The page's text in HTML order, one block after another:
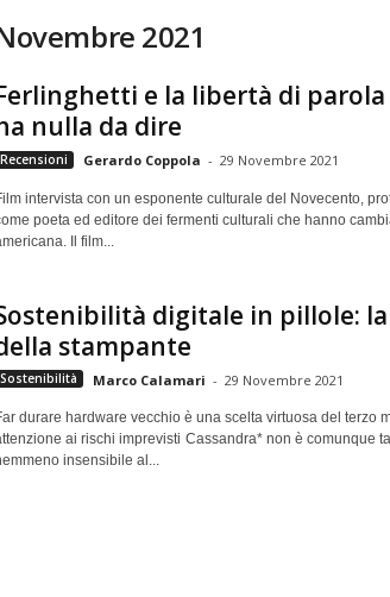
2021
e la libertà di parola
nulla da dire
Recensioni Gerardo Coppola - 29 Novembre 2021
intervista con un esponente culturale del Novecento,
poeta ed editore dei fermenti culturali che hanno
Il film...
digitale in pillole:
stampante
Sostenibilità Marco Calamari - 29 Novembre 2021
durare hardware vecchio è una scelta virtuosa del terzo
ai rischi imprevisti Cassandra* non è comunque
insensibile al...